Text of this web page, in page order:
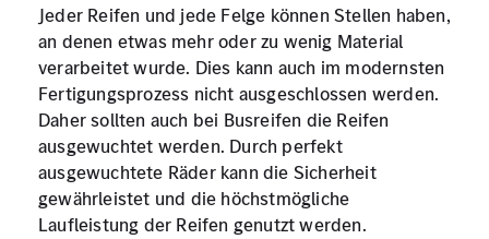
Jeder Reifen und jede Felge können Stellen haben,
an denen etwas mehr oder zu wenig Material
verarbeitet wurde. Dies kann auch im modernsten
Fertigungsprozess nicht ausgeschlossen werden.
Daher sollten auch bei Busreifen die Reifen
ausgewuchtet werden. Durch perfekt
ausgewuchtete Räder kann die Sicherheit
gewährleistet und die höchstmögliche
Laufleistung der Reifen genutzt werden.